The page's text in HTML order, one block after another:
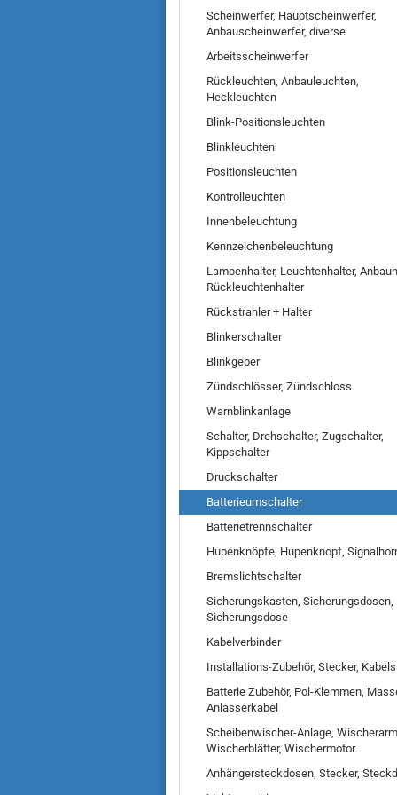
Scheinwerfer, Hauptscheinwerfer,
Anbauscheinwerfer, diverse
Arbeitsscheinwerfer
Rückleuchten, Anbauleuchten,
Heckleuchten
Blink-Positionsleuchten
Blinkleuchten
Positionsleuchten
Kontrolleuchten
Innenbeleuchtung
Kennzeichenbeleuchtung
Lampenhalter, Leuchtenhalter,
Rückleuchtenhalter
Rückstrahler + Halter
Blinkerschalter
Blinkgeber
Zündschlösser, Zündschloss
Warnblinkanlage
Schalter, Drehschalter, Zugschalter,
Kippschalter
Druckschalter
Batterieumschalter
Batterietrennschalter
Hupenknöpfe, Hupenknopf,
Bremslichtschalter
Sicherungskasten, Sicherungsdosen,
Sicherungsdose
Kabelverbinder
Installations-Zubehör, Stecker,
Batterie Zubehör, Pol-Klemmen,
Anlasserkabel
Scheibenwischer-Anlage,
Wischerblätter, Wischermotor
Anhängersteckdosen, Stecker,